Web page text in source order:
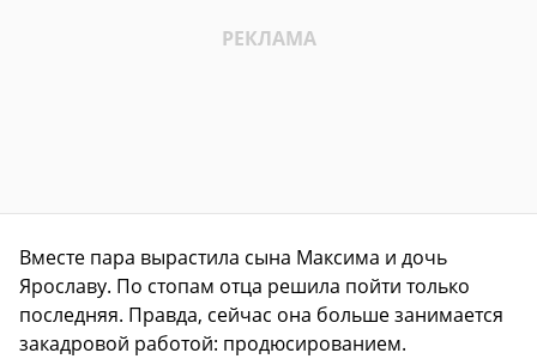
Вместе пара вырастила сына Максима и дочь
Ярославу. По стопам отца решила пойти только
последняя. Правда, сейчас она больше занимается
закадровой работой: продюсированием.